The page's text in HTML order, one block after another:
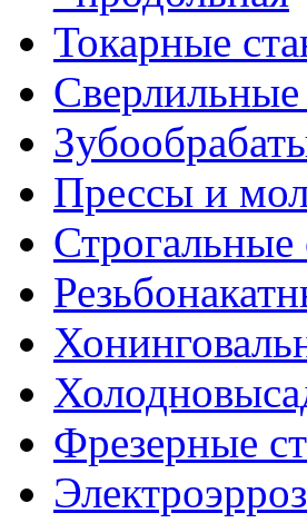
Токарные
Сверлильные
Прессы и
Строгальные
Фрезерные